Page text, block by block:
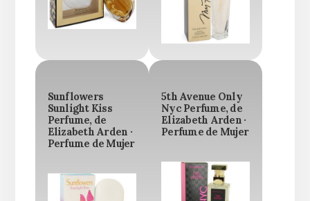
Sunflowers
Sunlight Kiss
Perfume, de
Elizabeth Arden ·
Perfume de Mujer
5th Avenue Only
Nyc Perfume, de
Elizabeth Arden ·
Perfume de Mujer